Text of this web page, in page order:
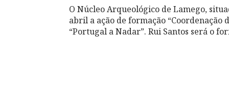
O Núcleo Arqueológico de Lamego,
abril a ação de formação “Coordenação
“Portugal a Nadar”. Rui Santos será o